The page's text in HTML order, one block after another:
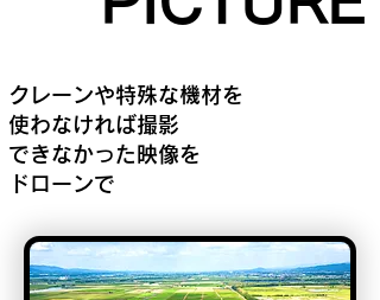
クレーンや特殊な機材を
使わなければ撮影
できなかった映像を
​ドローンで